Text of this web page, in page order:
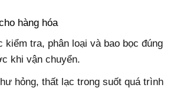
hàng hóa
kiểm tra, phân loại và bao bọc đúng
khi vận chuyển.
hỏng, thất lạc trong suốt quá trình